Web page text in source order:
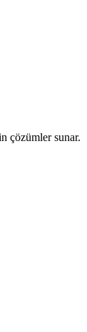
çözümler sunar.